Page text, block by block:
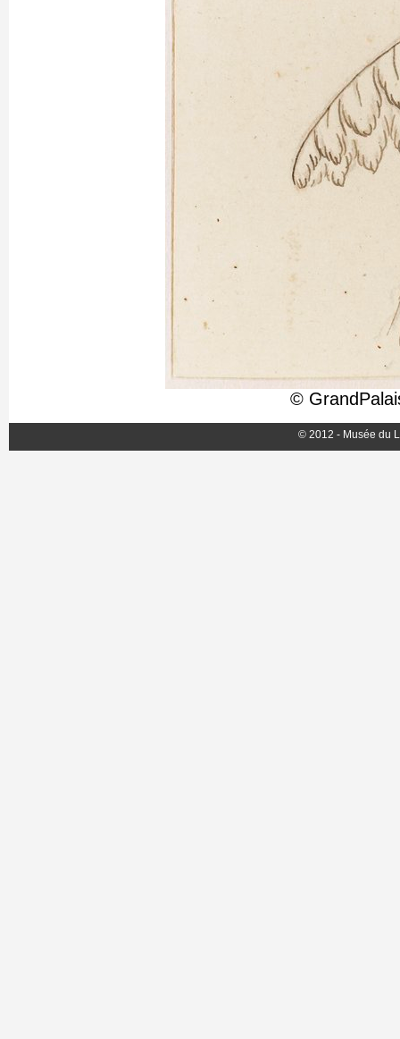
©
© 2012 - Musée du